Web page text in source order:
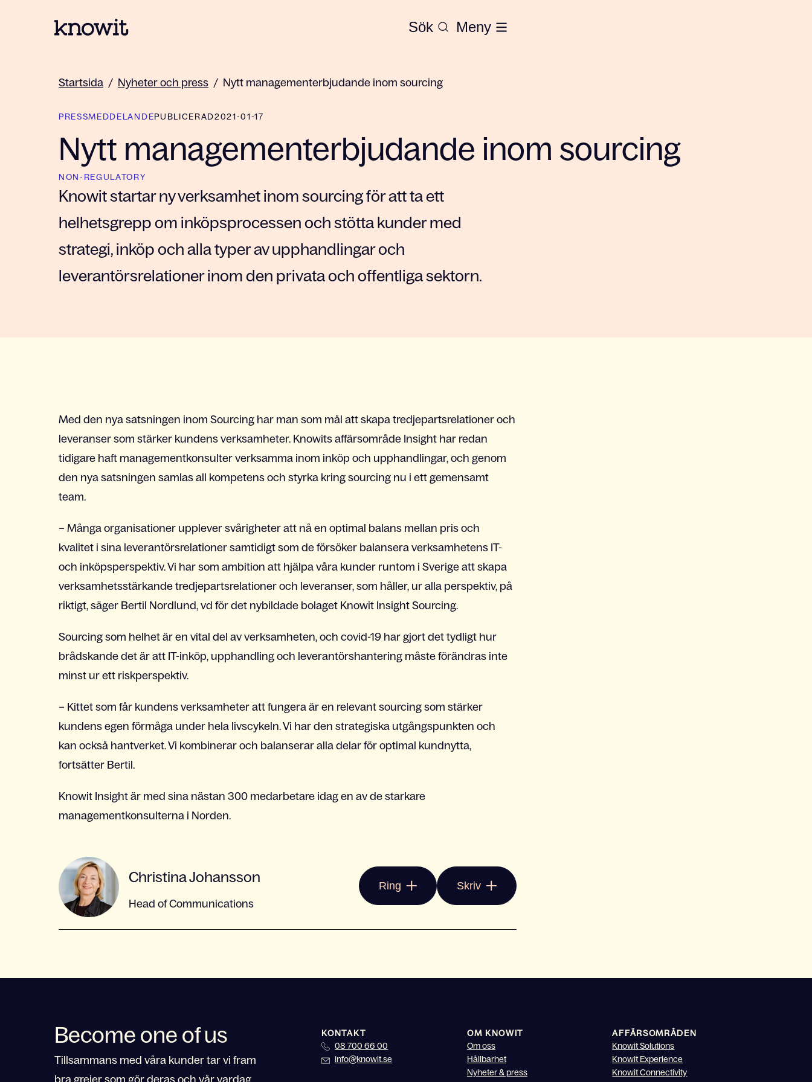
Till startsidan på Knowit Sök Meny
Startsida / Nyheter och press / Nytt managementerbjudande inom sourcing
PRESSMEDDELANDEPUBLICERAD2021-01-17
Nytt managementerbjudande inom sourcing
NON-REGULATORY
Knowit startar ny verksamhet inom sourcing för att ta ett
helhetsgrepp om inköpsprocessen och stötta kunder med
strategi, inköp och alla typer av upphandlingar och
leverantörsrelationer inom den privata och offentliga sektorn.
Med den nya satsningen inom Sourcing har man som mål att skapa tredjepartsrelationer och
leveranser som stärker kundens verksamheter. Knowits affärsområde Insight har redan
tidigare haft managementkonsulter verksamma inom inköp och upphandlingar, och genom
den nya satsningen samlas all kompetens och styrka kring sourcing nu i ett gemensamt
team.
– Många organisationer upplever svårigheter att nå en optimal balans mellan pris och
kvalitet i sina leverantörsrelationer samtidigt som de försöker balansera verksamhetens IT-
och inköpsperspektiv. Vi har som ambition att hjälpa våra kunder runtom i Sverige att skapa
verksamhetsstärkande tredjepartsrelationer och leveranser, som håller, ur alla perspektiv, på
riktigt, säger Bertil Nordlund, vd för det nybildade bolaget Knowit Insight Sourcing.
Sourcing som helhet är en vital del av verksamheten, och covid-19 har gjort det tydligt hur
brådskande det är att IT-inköp, upphandling och leverantörshantering måste förändras inte
minst ur ett riskperspektiv.
– Kittet som får kundens verksamheter att fungera är en relevant sourcing som stärker
kundens egen förmåga under hela livscykeln. Vi har den strategiska utgångspunkten och
kan också hantverket. Vi kombinerar och balanserar alla delar för optimal kundnytta,
fortsätter Bertil.
Knowit Insight är med sina nästan 300 medarbetare idag en av de starkare
managementkonsulterna i Norden.
Christina Johansson
Head of Communications
Ring Skriv
Become one of us
Tillsammans med våra kunder tar vi fram
bra grejer som gör deras och vår vardag
KONTAKT
08 700 66 00
info@knowit.se
OM KNOWIT
Om oss
Hållbarhet
Nyheter & press
AFFÄRSOMRÅDEN
Knowit Solutions
Knowit Experience
Knowit Connectivity